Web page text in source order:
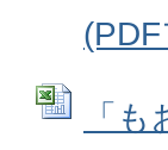
「